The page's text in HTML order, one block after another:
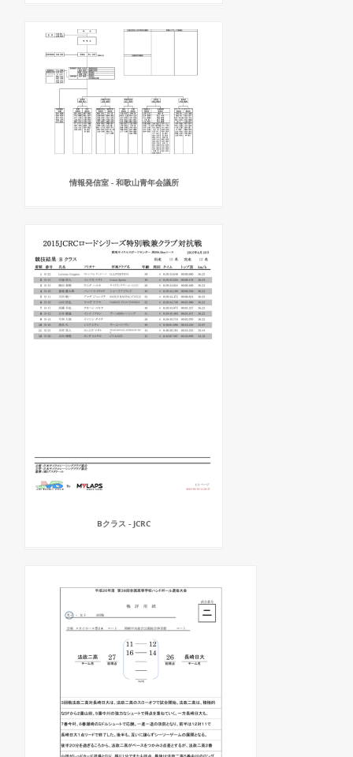
情報発信室 - 和歌山青年会議所
Bクラス - JCRC